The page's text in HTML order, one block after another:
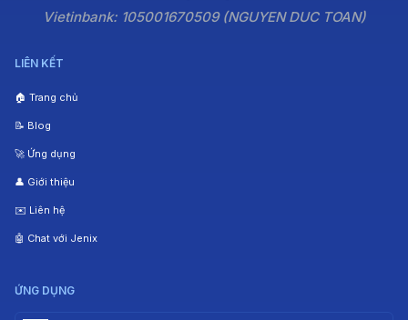
Vietinbank: 105001670509 (NGUYEN DUC TOAN)
LIÊN KẾT
🏠 Trang chủ
📝 Blog
🚀 Ứng dụng
👤 Giới thiệu
✉️ Liên hệ
🤖 Chat với Jenix
ỨNG DỤNG